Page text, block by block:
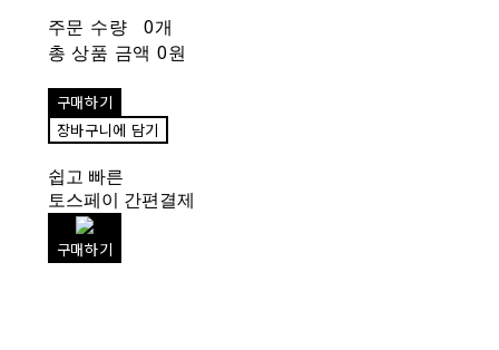
주문 수량
0개
총 상품 금액 0원
구매하기
장바구니에 담기
쉽고 빠른
토스페이 간편결제
구매하기